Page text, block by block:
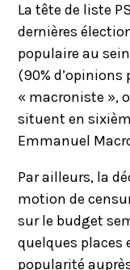
La tête de liste
dernières
populaire au
(90%
« macroniste »,
situent en
Emmanuel
Par ailleurs, la
motion de
sur le budget
quelques places
popularité